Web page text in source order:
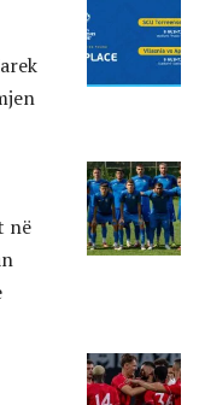
në